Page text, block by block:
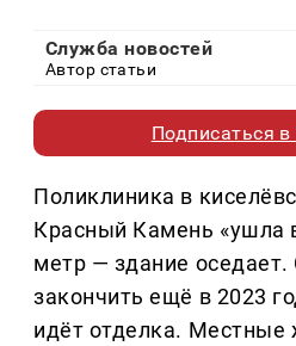
Служба новостей
Автор статьи
Подписаться в
Поликлиника в
Красный Камень «ушла
метр — здание
закончить ещё в 2023
идёт отделка. Местные